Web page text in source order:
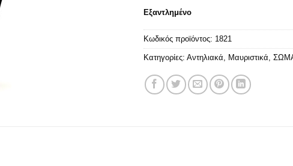
Εξαντλημένο
Κωδικός προϊόντος: 1821
Κατηγορίες: Αντηλιακά, Μαυριστικά,